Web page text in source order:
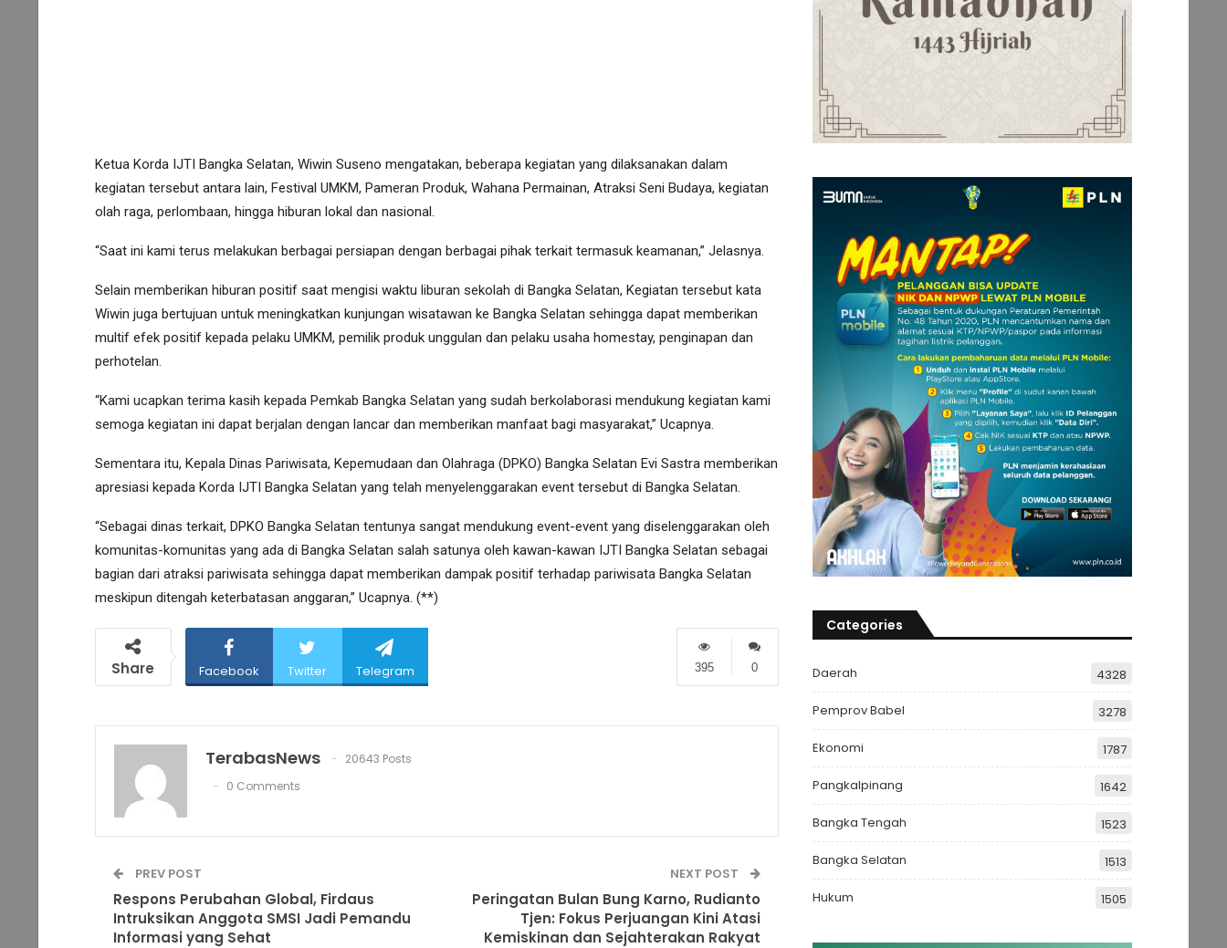
Ketua Korda IJTI Bangka Selatan, Wiwin Suseno mengatakan, beberapa kegiatan yang dilaksanakan dalam
kegiatan tersebut antara lain, Festival UMKM, Pameran Produk, Wahana Permainan, Atraksi Seni Budaya, kegiatan
olah raga, perlombaan, hingga hiburan lokal dan nasional.
“Saat ini kami terus melakukan berbagai persiapan dengan berbagai pihak terkait termasuk keamanan,” Jelasnya.
Selain memberikan hiburan positif saat mengisi waktu liburan sekolah di Bangka Selatan, Kegiatan tersebut kata
Wiwin juga bertujuan untuk meningkatkan kunjungan wisatawan ke Bangka Selatan sehingga dapat memberikan
multif efek positif kepada pelaku UMKM, pemilik produk unggulan dan pelaku usaha homestay, penginapan dan
perhotelan.
“Kami ucapkan terima kasih kepada Pemkab Bangka Selatan yang sudah berkolaborasi mendukung kegiatan kami
semoga kegiatan ini dapat berjalan dengan lancar dan memberikan manfaat bagi masyarakat,” Ucapnya.
Sementara itu, Kepala Dinas Pariwisata, Kepemudaan dan Olahraga (DPKO) Bangka Selatan Evi Sastra memberikan
apresiasi kepada Korda IJTI Bangka Selatan yang telah menyelenggarakan event tersebut di Bangka Selatan.
“Sebagai dinas terkait, DPKO Bangka Selatan tentunya sangat mendukung event-event yang diselenggarakan oleh
komunitas-komunitas yang ada di Bangka Selatan salah satunya oleh kawan-kawan IJTI Bangka Selatan sebagai
bagian dari atraksi pariwisata sehingga dapat memberikan dampak positif terhadap pariwisata Bangka Selatan
meskipun ditengah keterbatasan anggaran,” Ucapnya. (**)
0
395
Share Facebook Twitter Telegram
TerabasNews
20643 Posts
0 Comments
PREV POST
Respons Perubahan Global, Firdaus
Intruksikan Anggota SMSI Jadi Pemandu
Informasi yang Sehat
NEXT POST
Peringatan Bulan Bung Karno, Rudianto
Tjen: Fokus Perjuangan Kini Atasi
Kemiskinan dan Sejahterakan Rakyat
Categories
Daerah 4328
Pemprov Babel 3278
Ekonomi 1787
Pangkalpinang 1642
Bangka Tengah 1523
Bangka Selatan 1513
Hukum 1505